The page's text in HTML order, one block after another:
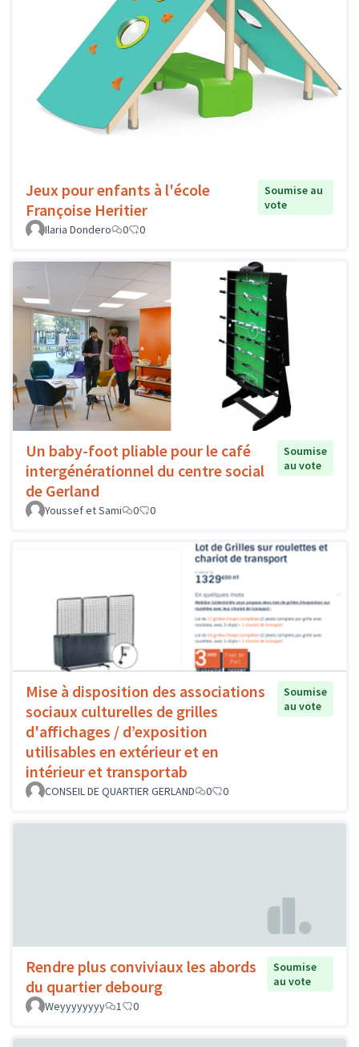
Jeux pour enfants à l'école
Françoise Heritier
Soumise au
vote
Ilaria Dondero
0 0
Un baby-foot pliable pour le café
intergénérationnel du centre social
de Gerland
Soumise
au vote
Youssef et Sami 0 0
Mise à disposition des associations
sociaux culturelles de grilles
d'affichages / d’exposition
utilisables en extérieur et en
intérieur et transportab
Soumise
au vote
CONSEIL DE QUARTIER GERLAND 0 0
Rendre plus conviviaux les abords
du quartier debourg
Soumise
au vote
Weyyyyyyyy
1 0